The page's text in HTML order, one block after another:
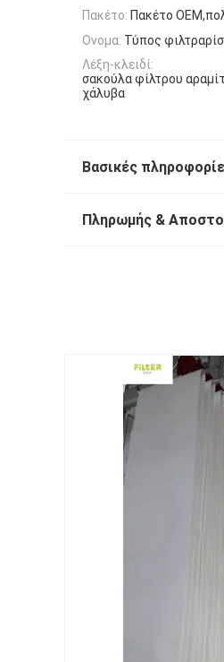
Πακέτο: Πακέτο
Ονομα: Τύπος
Λέξη-κλειδί:
σακούλα φίλτρου
χάλυβα
Βασικές
Πληρωμής &